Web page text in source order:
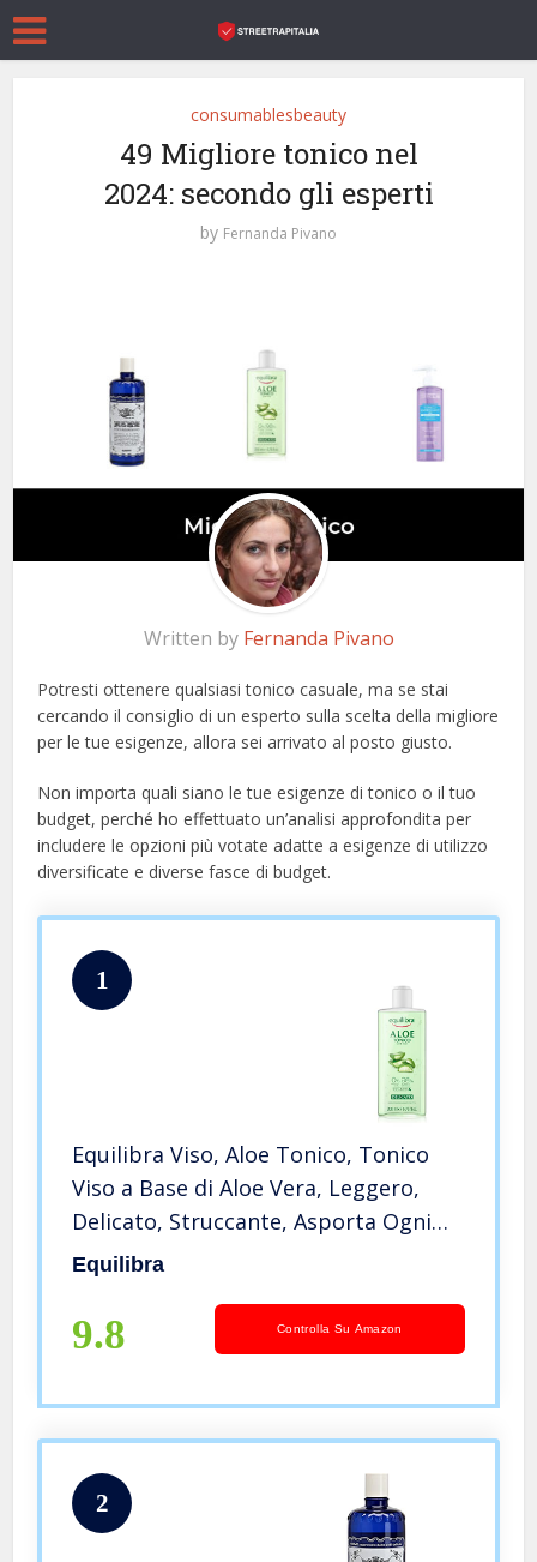
consumablesbeauty
49 Migliore tonico nel
2024: secondo gli esperti
by Fernanda Pivano
Written by Fernanda Pivano
Potresti ottenere qualsiasi tonico casuale, ma se stai
cercando il consiglio di un esperto sulla scelta della migliore
per le tue esigenze, allora sei arrivato al posto giusto.
Non importa quali siano le tue esigenze di tonico o il tuo
budget, perché ho effettuato un’analisi approfondita per
includere le opzioni più votate adatte a esigenze di utilizzo
diversificate e diverse fasce di budget.
1
Equilibra Viso, Aloe Tonico, Tonico
Viso a Base di Aloe Vera, Leggero,
Delicato, Struccante, Asporta Ogni
Traccia di Impurità senza Bisogno di
Tonica, 200 ml
Equilibra
9.8 Controlla Su Amazon
2